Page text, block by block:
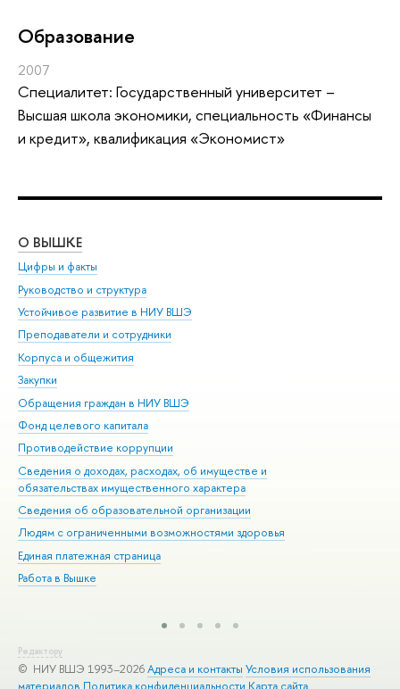
Oбразование
2007
Специалитет: Государственный университет –
Высшая школа экономики, специальность «Финансы
и кредит», квалификация «Экономист»
О ВЫШКЕ
Цифры и факты
Руководство и структура
Устойчивое развитие в НИУ ВШЭ
Преподаватели и сотрудники
Корпуса и общежития
Закупки
Обращения граждан в НИУ ВШЭ
Фонд целевого капитала
Противодействие коррупции
Сведения о доходах, расходах, об имуществе и
обязательствах имущественного характера
Сведения об образовательной организации
Людям с ограниченными возможностями здоровья
Единая платежная страница
Работа в Вышке
Редактору
© НИУ ВШЭ 1993–2026Адреса и контакты Условия использования
материалов Политика конфиденциальности Карта сайта